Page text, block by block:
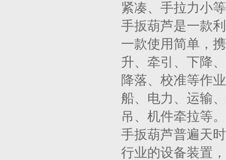
紧凑、手拉力小
手扳葫芦是一款
一款使用简单，
升、牵引、下降
降落、校准等作
船、电力、运输
吊、机件牵拉等。
手扳葫芦普遍天
行业的设备装置